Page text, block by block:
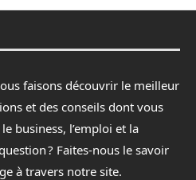
faisons découvrir le meilleur
et des conseils dont vous
business, l’emploi et la
? Faites-nous le savoir
à travers notre site.